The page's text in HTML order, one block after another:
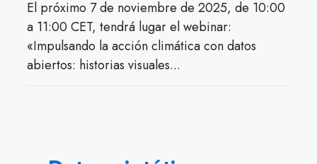
El próximo 7 de noviembre de 2025, de 10:00
a 11:00 CET, tendrá lugar el webinar:
«Impulsando la acción climática con datos
abiertos: historias visuales...